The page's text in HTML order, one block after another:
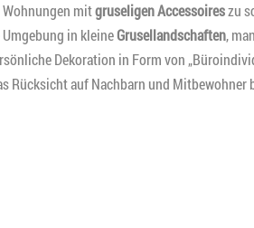
mitgruseligen Accessoireszu
in kleineGrusellandschaften,
Dekoration in Form von
auf Nachbarn und Mitbewohner